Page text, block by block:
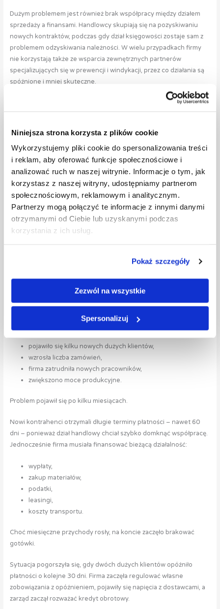
Niniejsza strona korzysta z plików cookie
Wykorzystujemy pliki cookie do spersonalizowania treści
i reklam, aby oferować funkcje społecznościowe i
analizować ruch w naszej witrynie. Informacje o tym, jak
korzystasz z naszej witryny, udostępniamy partnerom
społecznościowym, reklamowym i analitycznym.
Partnerzy mogą połączyć te informacje z innymi danymi
otrzymanymi od Ciebie lub uzyskanymi podczas
korzystania z ich usług.
Pokaż szczegóły
Zezwól na wszystkie
Spersonalizuj
Dużym problemem jest również brak współpracy między działem
sprzedaży a finansami. Handlowcy skupiają się na pozyskiwaniu
nowych kontraktów, podczas gdy dział księgowości zostaje sam z
problemem odzyskiwania należności. W wielu przypadkach firmy
nie korzystają także ze wsparcia zewnętrznych partnerów
specjalizujących się w prewencji i windykacji, przez co działania są
spóźnione i mniej skuteczne.
Wiele firm koncentruje się na przychodzie, zapominając, że to
6. Jak zabezpieczyć płynność przy szybkim wzroście?
Wdrożyć jasną politykę kredytową.
Segmentować klientów według ryzyka.
Ustalić limity kredytowe i ich kontrolę.
Wprowadzić systematyczny monitoring należności.
Reagować na opóźnienia natychmiast, a nie po kilku
Współpracować z profesjonalną firmą windykacyjną już na
etapie prewencji.
znacząco zwiększa szanse na odzyskanie środków bez eskalacji
7. Case study – kiedy wzrost sprzedaży stał się problemem
Wyobraźmy sobie firmę produkcyjną z sektora B2B, która w ciągu
jednego roku zwiększyła sprzedaż o niemal 40%. Na pierwszy rzut
oka wszystko wyglądało doskonale:
pojawiło się kilku nowych dużych klientów,
wzrosła liczba zamówień,
firma zatrudniła nowych pracowników,
zwiększono moce produkcyjne.
Problem pojawił się po kilku miesiącach.
Nowi kontrahenci otrzymali długie terminy płatności – nawet 60
dni – ponieważ dział handlowy chciał szybko domknąć współpracę.
Jednocześnie firma musiała finansować bieżącą działalność:
wypłaty,
zakup materiałów,
podatki,
leasingi,
koszty transportu.
Choć miesięczne przychody rosły, na koncie zaczęło brakować
gotówki.
Sytuacja pogorszyła się, gdy dwóch dużych klientów opóźniło
płatności o kolejne 30 dni. Firma zaczęła regulować własne
zobowiązania z opóźnieniem, pojawiły się napięcia z dostawcami, a
zarząd zaczął rozważać kredyt obrotowy.